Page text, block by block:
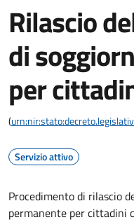
Rilascio
di
per
(
Servizio attivo
Procedimento di rilascio
permanente per cittadini